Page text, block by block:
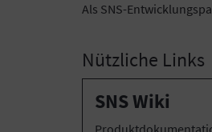
Als SNS-
Nützliche Links
SNS Wiki